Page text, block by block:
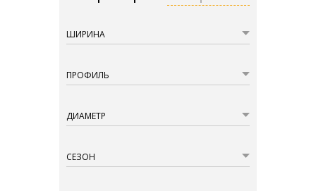
ШИРИНА
ПРОФИЛЬ
ДИАМЕТР
СЕЗОН